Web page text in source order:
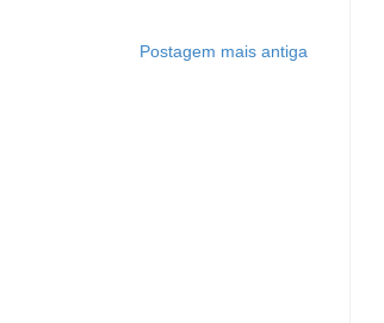
Postagem mais antiga